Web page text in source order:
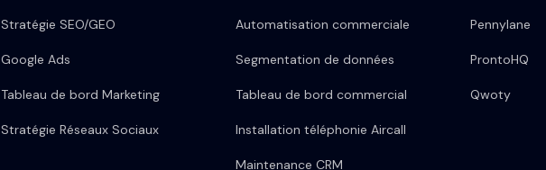
Stratégie SEO/GEO
Google Ads
Tableau de bord Marketing
Stratégie Réseaux Sociaux
Automatisation commerciale
Segmentation de données
Tableau de bord commercial
Installation téléphonie Aircall
Maintenance CRM
Pennylane
ProntoHQ
Qwoty